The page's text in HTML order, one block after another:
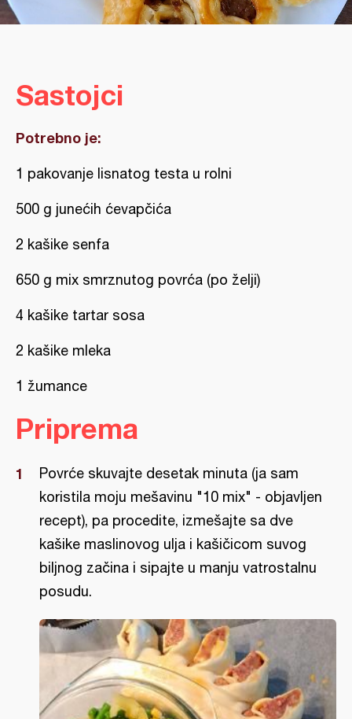
Sastojci
Potrebno je:
1 pakovanje lisnatog testa u rolni
500 g junećih ćevapčića
2 kašike senfa
650 g mix smrznutog povrća (po želji)
4 kašike tartar sosa
2 kašike mleka
1 žumance
Priprema
Povrće skuvajte desetak minuta (ja sam
koristila moju mešavinu "10 mix" - objavljen
recept), pa procedite, izmešajte sa dve
kašike maslinovog ulja i kašičicom suvog
biljnog začina i sipajte u manju vatrostalnu
posudu.